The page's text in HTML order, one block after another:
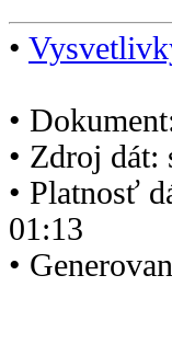
•
•
• Zdroj dát:
• Platnosť
01:13
•